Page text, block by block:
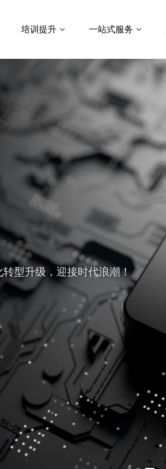
培训提升 一站式服务
型升级，迎接时代浪潮！